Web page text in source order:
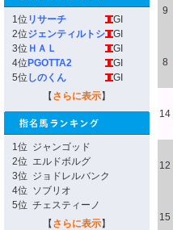
1位 リサーチ
GI
2位ジェンティルトシ
GI
3位 ＨＡＬ
GI
4位 PGOTTA2
GI
5位 しのくん
GI
【 さらに表示】
1位 ジャンゴッド
2位 エルドボルグ
3位 ジョドレルバンク
4位 ソブリオ
5位 チェスティーノ
【 さらに表示】
9
8
14
12
15